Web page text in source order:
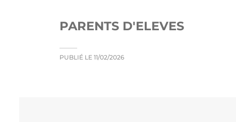
PARENTS D'ELEVES
PUBLIÉ LE 11/02/2026